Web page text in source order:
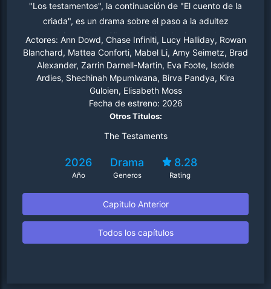
"Los testamentos", la continuación de "El cuento de la
criada", es un drama sobre el paso a la adultez
ambientado en Gilead. La historia sigue a dos
adolescentes: la devota y obediente Agnes Mackenzie y
Daisy, una conversa recién llegada de fuera de las
fronteras de Gilead.
Actores: Ann Dowd, Chase Infiniti, Lucy Halliday, Rowan
Blanchard, Mattea Conforti, Mabel Li, Amy Seimetz, Brad
Alexander, Zarrin Darnell-Martin, Eva Foote, Isolde
Ardies, Shechinah Mpumlwana, Birva Pandya, Kira
Guloien, Elisabeth Moss
Fecha de estreno: 2026
Otros Titulos:
The Testaments
2026
Año
Drama
Generos
8.28
Rating
Capitulo Anterior
Todos los capítulos